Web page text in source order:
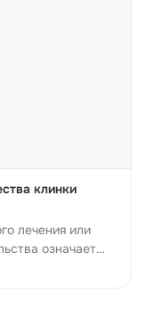
клинки
лечения или
означает
после